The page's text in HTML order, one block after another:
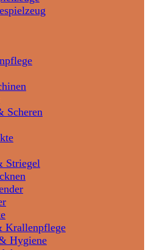
Scheren
Striegel
Krallenpflege
Hygiene